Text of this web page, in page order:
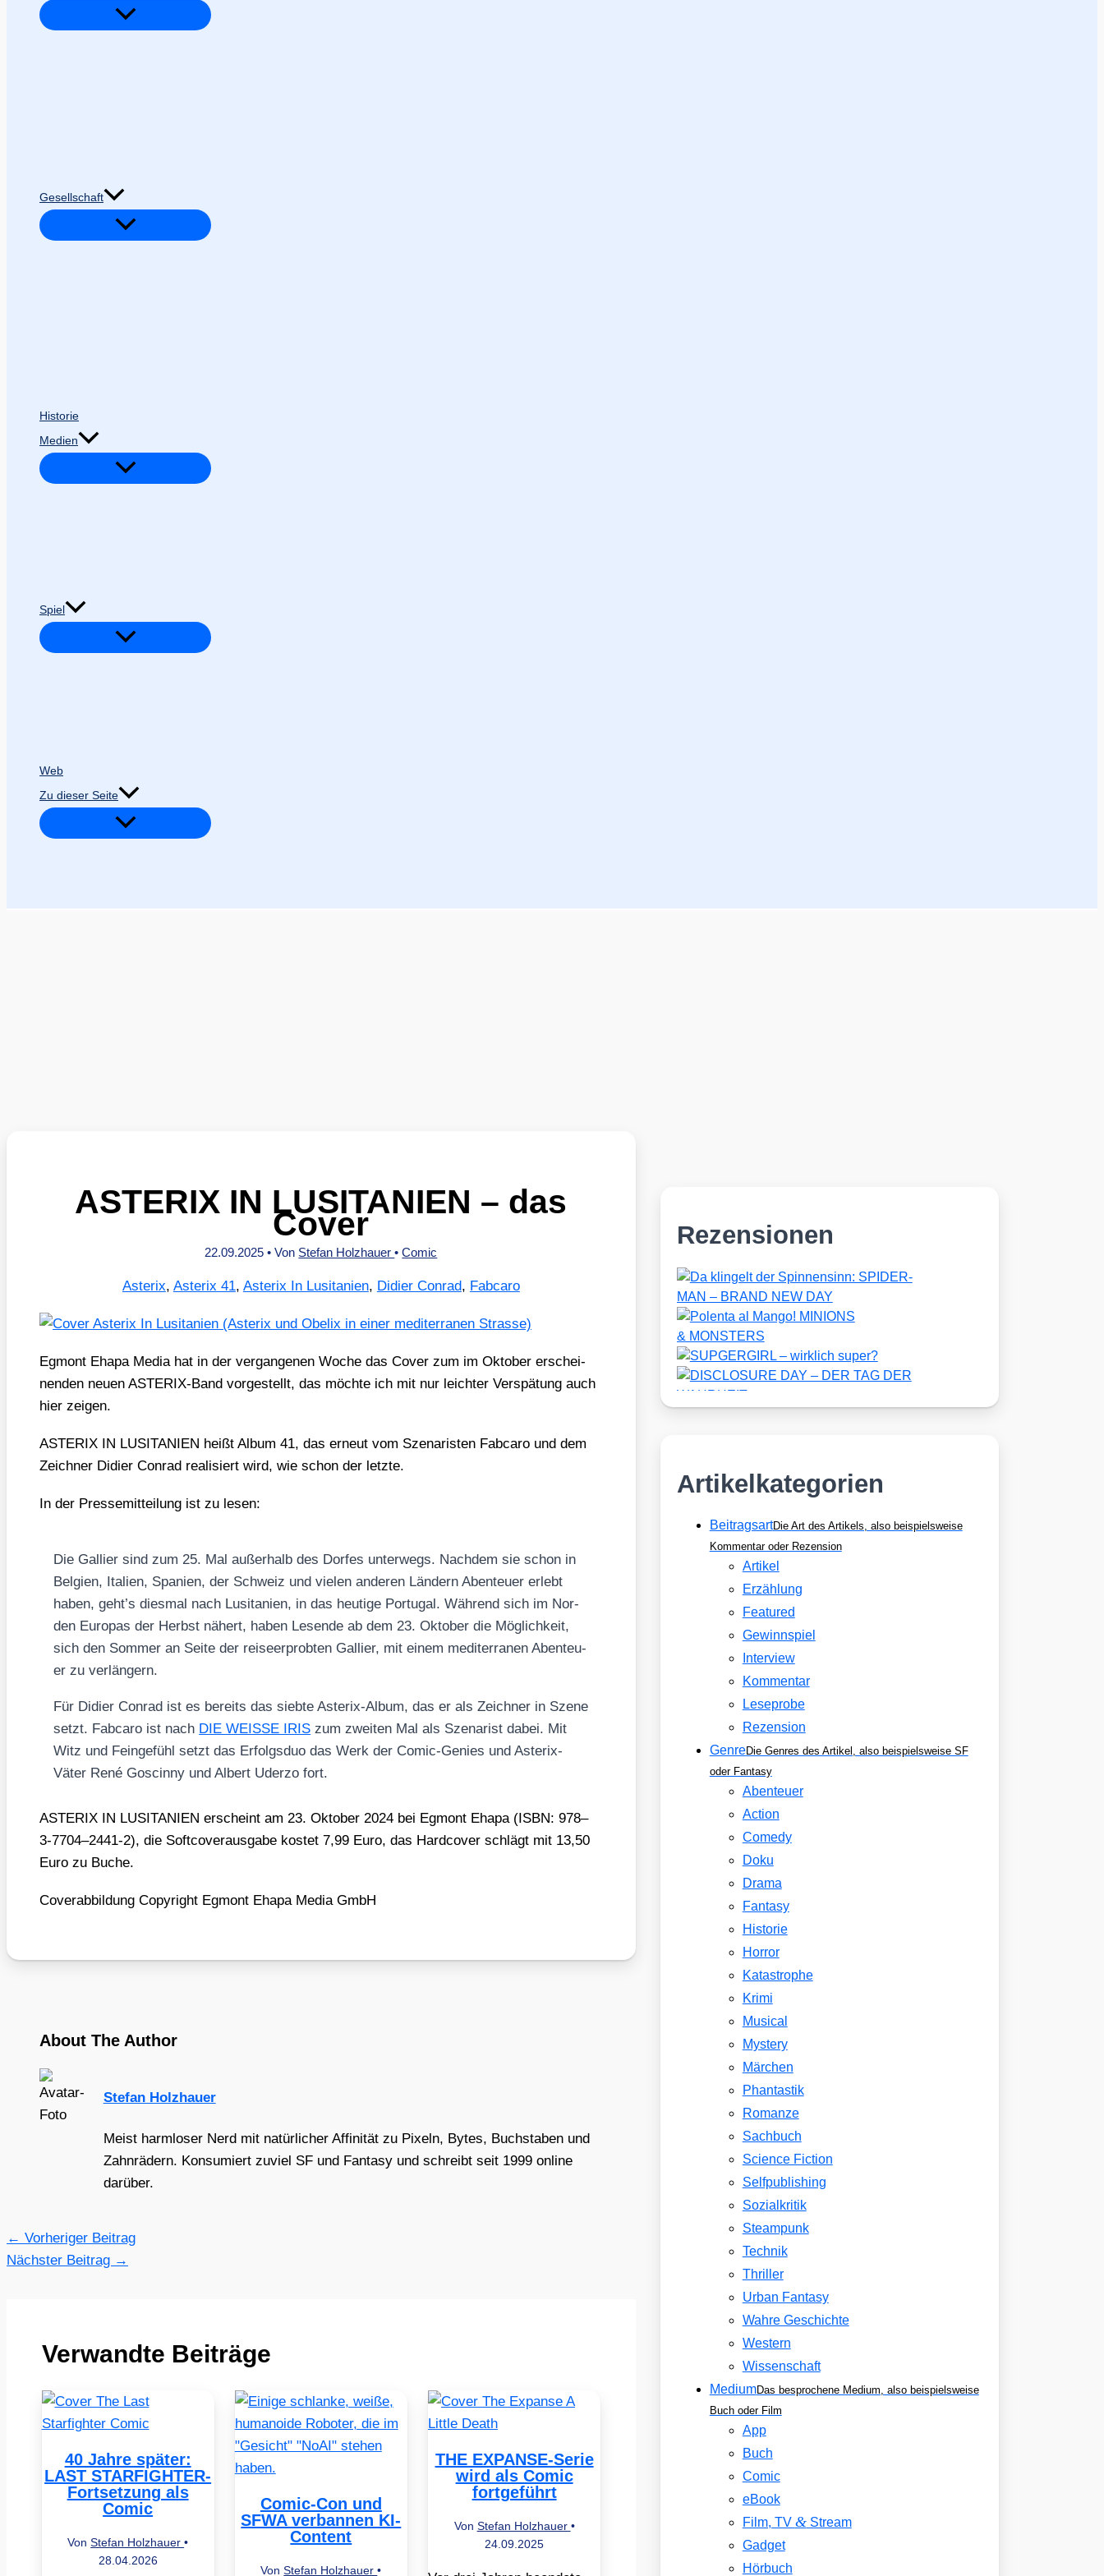
Gesellschaft
Historie
Medien
Spiel
Web
Zu dieser Seite
ASTERIX IN LUSITANIEN – das
Cover
22.09.2025• Von Stefan Holzhauer•Comic
Asterix, Asterix 41, Asterix In Lusitanien, Didier Conrad, Fabcaro
Egmont Eha­pa Media hat in der ver­gan­ge­nen Woche das Cover zum im Okto­ber erschei­
nen­den neu­en ASTE­RIX-Band vor­ge­stellt, das möch­te ich mit nur leich­ter Ver­spä­tung auch
hier zei­gen.
ASTERIX IN LUSITANIEN heißt Album 41, das erneut vom Sze­na­ris­ten Fabca­ro und dem
Zeich­ner Didier Con­rad rea­li­siert wird, wie schon der letz­te.
In der Pres­se­mit­tei­lung ist zu lesen:
Die Gal­li­er sind zum 25. Mal außer­halb des Dor­fes unter­wegs. Nach­dem sie schon in
Bel­gi­en, Ita­li­en, Spa­ni­en, der Schweiz und vie­len ande­ren Län­dern Aben­teu­er erlebt
haben, geht’s dies­mal nach Lusi­ta­ni­en, in das heu­ti­ge Por­tu­gal. Wäh­rend sich im Nor­
den Euro­pas der Herbst nähert, haben Lesen­de ab dem 23. Okto­ber die Mög­lich­keit,
sich den Som­mer an Sei­te der rei­se­er­prob­ten Gal­li­er, mit einem medi­ter­ra­nen Aben­teu­
er zu ver­län­gern.
Für Didier Con­rad ist es bereits das sieb­te Aste­rix-Album, das er als Zeich­ner in Sze­ne
setzt. Fabca­ro ist nach DIE WEISSE IRIS zum zwei­ten Mal als Sze­na­rist dabei. Mit
Witz und Fein­ge­fühl setzt das Erfolgs­duo das Werk der Comic-Genies und Aste­rix-
Väter René Gos­cin­ny und Albert Uder­zo fort.
ASTERIX IN LUSITANIEN erscheint am 23. Okto­ber 2024 bei Egmont Eha­pa (ISBN: 978–
3‑7704–2441‑2), die Soft­co­ver­aus­ga­be kos­tet 7,99 Euro, das Hard­co­ver schlägt mit 13,50
Euro zu Buche.
Cover­ab­bil­dung Copy­right Egmont Eha­pa Media GmbH
About The Author
Stefan Holzhauer
Meist harmloser Nerd mit natürlicher Affinität zu Pixeln, Bytes, Buchstaben und
Zahnrädern. Konsumiert zuviel SF und Fantasy und schreibt seit 1999 online
darüber.
← Vorheriger Beitrag
Nächster Beitrag →
Verwandte Beiträge
40 Jahre später:
LAST STARFIGHTER-
Fortsetzung als
Comic
VonStefan Holzhauer•
28.04.2026
Comic-Con und
SFWA verbannen KI-
Content
VonStefan Holzhauer•
THE EXPANSE-Serie
wird als Comic
fortgeführt
Von Stefan Holzhauer •
24.09.2025
Rezensionen
Artikelkategorien
BeitragsartDie Art des Artikels, also beispielsweise
Kommentar oder Rezension
Artikel
Erzählung
Featured
Gewinnspiel
Interview
Kommentar
Leseprobe
Rezension
GenreDie Genres des Artikel, also beispielsweise SF
oder Fantasy
Abenteuer
Action
Comedy
Doku
Drama
Fantasy
Historie
Horror
Katastrophe
Krimi
Musical
Mystery
Märchen
Phantastik
Romanze
Sachbuch
Science Fiction
Selfpublishing
Sozialkritik
Steampunk
Technik
Thriller
Urban Fantasy
Wahre Geschichte
Western
Wissenschaft
MediumDas besprochene Medium, also beispielsweise
Buch oder Film
App
Buch
Comic
eBook
Film, TV &Stream
Gadget
Hörbuch